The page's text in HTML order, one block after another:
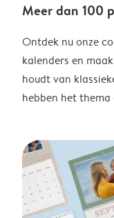
Meer dan 100
Ontdek nu onze
kalenders en
houdt van
hebben het